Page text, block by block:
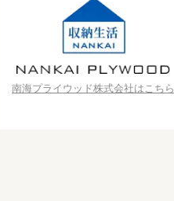
南海プライウッド株式会社はこちら